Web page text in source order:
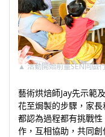
▲活動開始前童SEN同戲
藝術烘焙師Jay先示範
花至焗製的步驟，家
都認為過程都有挑戰
作，互相協助，共同